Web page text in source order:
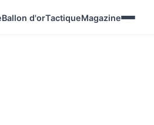
Ballon d'orTactiqueMagazine